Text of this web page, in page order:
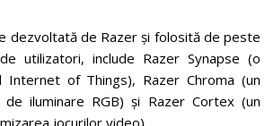
dezvoltată de Razer și folosită de peste
utilizatori, include Razer Synapse (o
of Things), Razer Chroma (un
iluminare RGB) și Razer Cortex (un
jocurilor video).